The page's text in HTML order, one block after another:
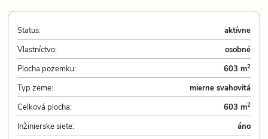
Status:
aktívne
Vlastníctvo:
osobné
Plocha pozemku:
603 m2
Typ zeme:
mierne svahovitá
Celková plocha:
603 m2
Inžinierske siete:
áno